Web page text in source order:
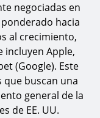
negociadas en
hacia
al crecimiento,
incluyen Apple,
(Google). Este
buscan una
general de la
de EE. UU.